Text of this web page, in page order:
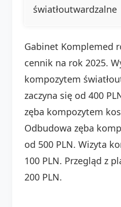
światłoutwardzalne
Gabinet Komplemed
cennik na rok 2025.
kompozytem
zaczyna się od 400
zęba kompozytem
Odbudowa zęba
od 500 PLN. Wizyta
100 PLN. Przegląd z
200 PLN.